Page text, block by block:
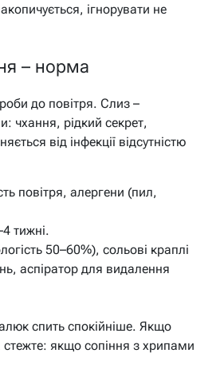
ігнорувати не
– норма
до повітря. Слиз –
чхання, рідкий секрет,
від інфекції відсутністю
повітря, алергени (пил,
тижні.
50–60%), сольові краплі
аспіратор для видалення
спить спокійніше. Якщо
якщо сопіння з хрипами